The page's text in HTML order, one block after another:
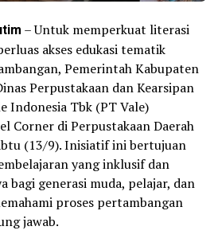
– Untuk memperkuat literasi
akses edukasi tematik
Pemerintah Kabupaten
Perpustakaan dan Kearsipan
Indonesia Tbk (PT Vale)
Corner di Perpustakaan Daerah
(13/9). Inisiatif ini bertujuan
yang inklusif dan
bagi generasi muda, pelajar, dan
proses pertambangan
jawab.